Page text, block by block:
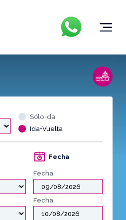
Sólo ida
Ida+Vuelta
Fecha
Fecha
Fecha